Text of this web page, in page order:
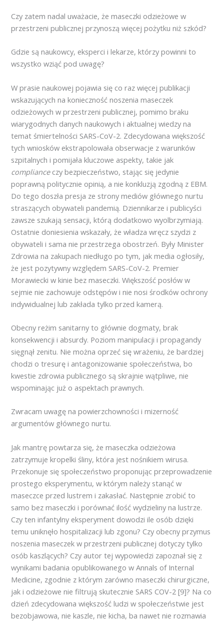
Czy zatem nadal uważacie, że maseczki odzieżowe w
przestrzeni publicznej przynoszą więcej pożytku niż szkód?
Gdzie są naukowcy, eksperci i lekarze, którzy powinni to
wszystko wziąć pod uwagę?
W prasie naukowej pojawia się co raz więcej publikacji
wskazujących na konieczność noszenia maseczek
odzieżowych w przestrzeni publicznej, pomimo braku
wiarygodnych danych naukowych i aktualnej wiedzy na
temat śmiertelności SARS-CoV-2. Zdecydowana większość
tych wniosków ekstrapolowała obserwacje z warunków
szpitalnych i pomijała kluczowe aspekty, takie jak
complianceczy bezpieczeństwo, stając się jedynie
poprawną politycznie opinią, a nie konkluzją zgodną z EBM.
Do tego doszła presja ze strony mediów głównego nurtu
straszących obywateli pandemią. Dziennikarze i publicyści
zawsze szukają sensacji, którą dodatkowo wyolbrzymiają.
Ostatnie doniesienia wskazały, że władza wręcz szydzi z
obywateli i sama nie przestrzega obostrzeń. Były Minister
Zdrowia na zakupach niedługo po tym, jak media ogłosiły,
że jest pozytywny względem SARS-CoV-2. Premier
Morawiecki w kinie bez maseczki. Większość posłów w
sejmie nie zachowuje odstępów i nie nosi środków ochrony
indywidualnej lub zakłada tylko przed kamerą.
Obecny reżim sanitarny to głównie dogmaty, brak
konsekwencji i absurdy. Poziom manipulacji i propagandy
sięgnął zenitu. Nie można oprzeć się wrażeniu, że bardziej
chodzi o tresurę i antagonizowanie społeczeństwa, bo
kwestie zdrowia publicznego są skrajnie wątpliwe, nie
wspominając już o aspektach prawnych.
Zwracam uwagę na powierzchowności i mizerność
argumentów głównego nurtu.
Jak mantrę powtarza się, że maseczka odzieżowa
zatrzymuje kropelki śliny, która jest nośnikiem wirusa.
Przekonuje się społeczeństwo proponując przeprowadzenie
prostego eksperymentu, w którym należy stanąć w
maseczce przed lustrem i zakasłać. Następnie zrobić to
samo bez maseczki i porównać ilość wydzieliny na lustrze.
Czy ten infantylny eksperyment dowodzi ile osób dzięki
temu uniknęło hospitalizacji lub zgonu? Czy obecny przymus
noszenia maseczek w przestrzeni publicznej dotyczy tylko
osób kaszlących? Czy autor tej wypowiedzi zapoznał się z
wynikami badania opublikowanego w Annals of Internal
Medicine, zgodnie z którym zarówno maseczki chirurgiczne,
jak i odzieżowe nie filtrują skutecznie SARS COV-2 [9]? Na co
dzień zdecydowana większość ludzi w społeczeństwie jest
bezobjawowa, nie kaszle, nie kicha, ba nawet nie rozmawia